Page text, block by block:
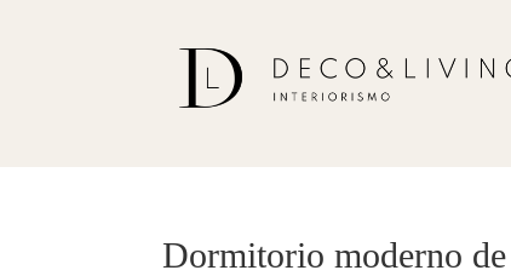
Dormitorio moderno